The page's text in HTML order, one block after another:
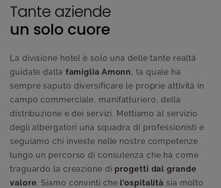
Tante aziende
un solo cuore
La divisione hotel è solo una delle tante realtà
guidate dalla famiglia Amonn, la quale ha
sempre saputo diversificare le proprie attività in
campo commerciale, manifatturiero, della
distribuzione e dei servizi. Mettiamo al servizio
degli albergatori una squadra di professionisti e
seguiamo chi investe nelle nostre competenze
lungo un percorso di consulenza che ha come
traguardo la creazione di progetti dal grande
valore. Siamo convinti che l’ospitalità sia molto